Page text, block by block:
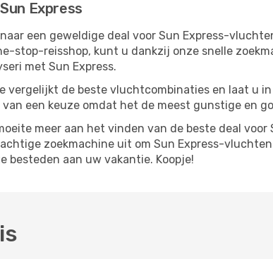
Express
een geweldige deal voor Sun Express-
stop-reisshop, kunt u dankzij onze snelle
met Sun Express.
vergelijkt de beste vluchtcombinaties en laat u
een keuze omdat het de meest gunstige en
meer aan het vinden van de beste deal
zoekmachine uit om Sun Express-
besteden aan uw vakantie. Koopje!